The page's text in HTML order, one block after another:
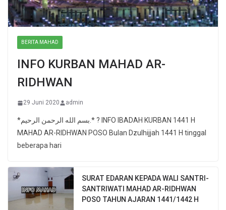
BERITA MAHAD
INFO KURBAN MAHAD AR-
RIDHWAN
29 Juni 2020 admin
*بسم الله الرحمن الرحيم.* ? INFO IBADAH KURBAN 1441 H
MAHAD AR-RIDHWAN POSO Bulan Dzulhijjah 1441 H tinggal
beberapa hari
SURAT EDARAN KEPADA WALI SANTRI-
SANTRIWATI MAHAD AR-RIDHWAN
POSO TAHUN AJARAN 1441/1442 H